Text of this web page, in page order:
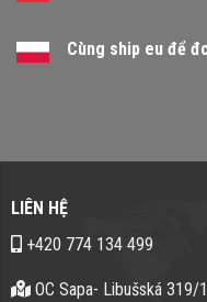
Cùng ship eu để
LIÊN HỆ
+420 774 134 499
OC Sapa- Libušská 319/